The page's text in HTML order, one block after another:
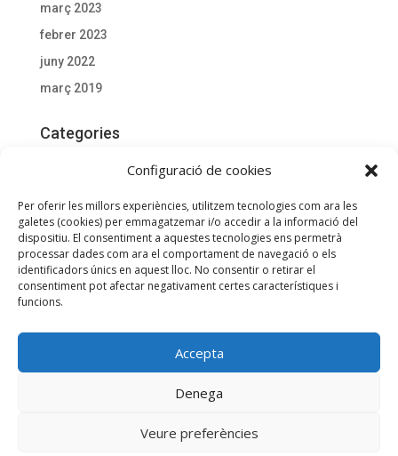
Configuració de cookies
Per oferir les millors experiències, utilitzem tecnologies com ara les
galetes (cookies) per emmagatzemar i/o accedir a la informació del
dispositiu. El consentiment a aquestes tecnologies ens permetrà
processar dades com ara el comportament de navegació o els
identificadors únics en aquest lloc. No consentir o retirar el
consentiment pot afectar negativament certes característiques i
funcions.
Accepta
Denega
Veure preferències
març 2023
febrer 2023
juny 2022
març 2019
Categories
General
Meta
Entra
Utilitzem galetes per a oferir-te la millor experiència a la nostra
Configurar